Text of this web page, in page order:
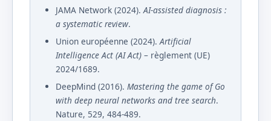
JAMA Network (2024).AI-assisted diagnosis :
a systematic review.
Union européenne (2024).Artificial
Intelligence Act (AI Act) – règlement (UE)
2024/1689.
DeepMind (2016). Mastering the game of Go
with deep neural networks and tree search.
Nature, 529, 484-489.